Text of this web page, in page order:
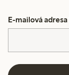
E-mailová adresa